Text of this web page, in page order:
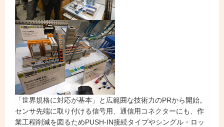
「世界規格に対応が基本」と広範囲な技術力のPRから開始。
センサ先端に取り付ける信号用、通信用コネクターにも、作
業工程削減を図るためPUSH-IN接続タイプやシングル・ロッ